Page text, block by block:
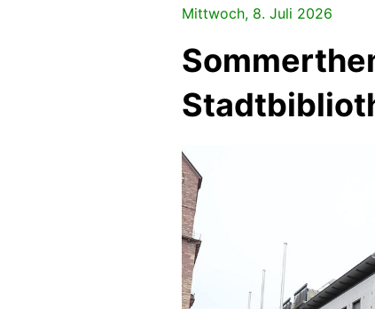
Mittwoch, 8. Juli 2026